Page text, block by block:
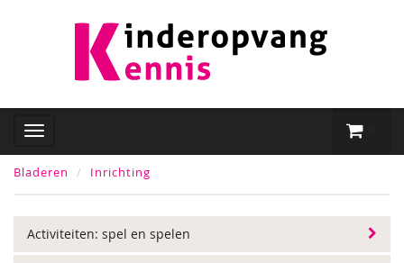
Bladeren Inrichting
Activiteiten: spel en spelen